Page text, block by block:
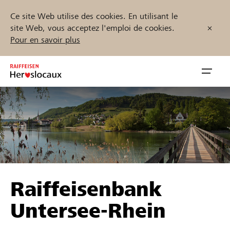
Ce site Web utilise des cookies. En utilisant le
site Web, vous acceptez l'emploi de cookies.
Pour en savoir plus
Inhalt
springen
öffnen
Parrainer
Soutien & assistance
Trouvez des projets et des organisations
Démarrez maintenant
Raiffeisenbank
Untersee-Rhein